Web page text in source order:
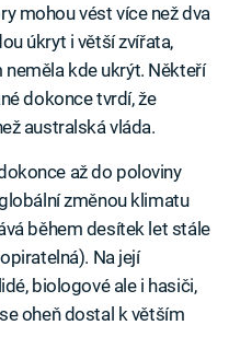
mohou vést více než dva
úkryt i větší zvířata,
kde ukrýt. Někteří
dokonce tvrdí, že
australská vláda.
až do poloviny
změnou klimatu
během desítek let stále
Na její
biologové ale i hasiči,
oheň dostal k větším